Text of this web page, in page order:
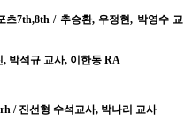
츠7th,8th / 추승환, 우정현, 박영수 교
, 박석규 교사, 이한동 RA
/ 진선형 수석교사, 박나리 교사